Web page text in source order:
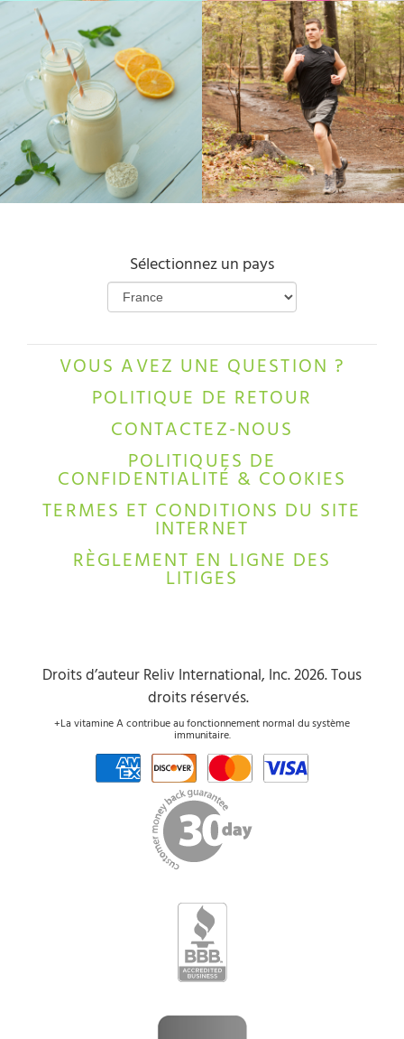
Sélectionnez un pays
VOUS AVEZ UNE QUESTION ?
POLITIQUE DE RETOUR
CONTACTEZ-NOUS
POLITIQUES DE
CONFIDENTIALITÉ & COOKIES
TERMES ET CONDITIONS DU SITE
INTERNET
RÈGLEMENT EN LIGNE DES
LITIGES
Droits d’auteur Reliv International, Inc. 2026. Tous
droits réservés.
+La vitamine A contribue au fonctionnement normal du système
immunitaire.